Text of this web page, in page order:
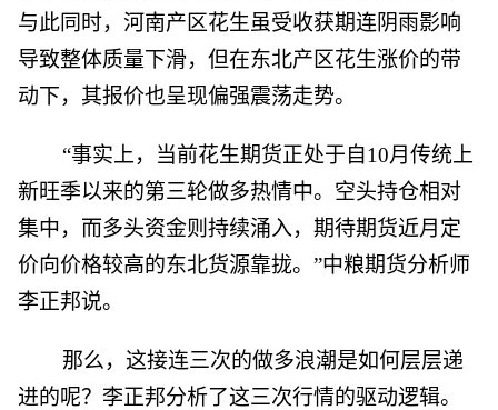
与此同时，河南产区花生虽受收获期连阴雨影响
导致整体质量下滑，但在东北产区花生涨价的带
动下，其报价也呈现偏强震荡走势。
“事实上，当前花生期货正处于自10月传统上
新旺季以来的第三轮做多热情中。空头持仓相对
集中，而多头资金则持续涌入，期待期货近月定
价向价格较高的东北货源靠拢。”中粮期货分析师
李正邦说。
那么，这接连三次的做多浪潮是如何层层递
进的呢？李正邦分析了这三次行情的驱动逻辑。